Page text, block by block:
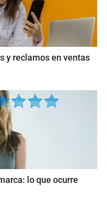
y reclamos en ventas
lo que ocurre